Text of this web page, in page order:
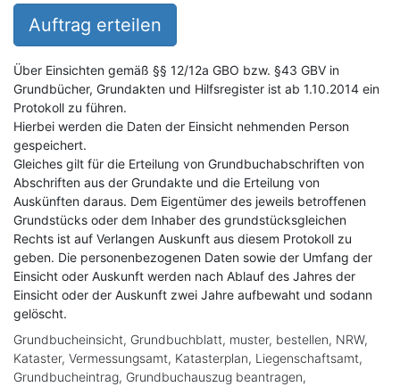
Auftrag erteilen
Über Einsichten gemäß §§ 12/12a GBO bzw. §43 GBV in
Grundbücher, Grundakten und Hilfsregister ist ab 1.10.2014 ein
Protokoll zu führen.
Hierbei werden die Daten der Einsicht nehmenden Person
gespeichert.
Gleiches gilt für die Erteilung von Grundbuchabschriften von
Abschriften aus der Grundakte und die Erteilung von
Auskünften daraus. Dem Eigentümer des jeweils betroffenen
Grundstücks oder dem Inhaber des grundstücksgleichen
Rechts ist auf Verlangen Auskunft aus diesem Protokoll zu
geben. Die personenbezogenen Daten sowie der Umfang der
Einsicht oder Auskunft werden nach Ablauf des Jahres der
Einsicht oder der Auskunft zwei Jahre aufbewaht und sodann
gelöscht.
Grundbucheinsicht, Grundbuchblatt, muster, bestellen, NRW,
Kataster, Vermessungsamt, Katasterplan, Liegenschaftsamt,
Grundbucheintrag, Grundbuchauszug beantragen,